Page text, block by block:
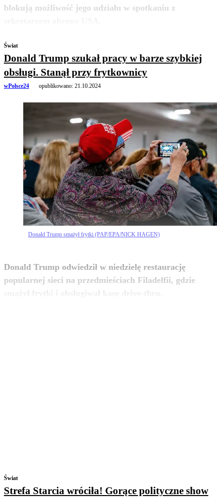
blokują możliwość jego udziału w spotkaniu z
zobacz więcej
Świat
Donald Trump szukał pracy w barze szybkiej
obsługi. Stanął przy frytkownicy
wPolsce24 opublikowano: 21.10.2024
Donald Trump smażył frytki (PAP/EPA/NICK HAGEN)
Donald Trump odwiedził w niedzielę restaurację
popularnej sieci na przedmieściach Filadelfii, gdzie
smażył frytki i obsługiwał kasę drive-thru.
zobacz więcej
Świat
Strefa Starcia wróciła! Gorące polityczne show